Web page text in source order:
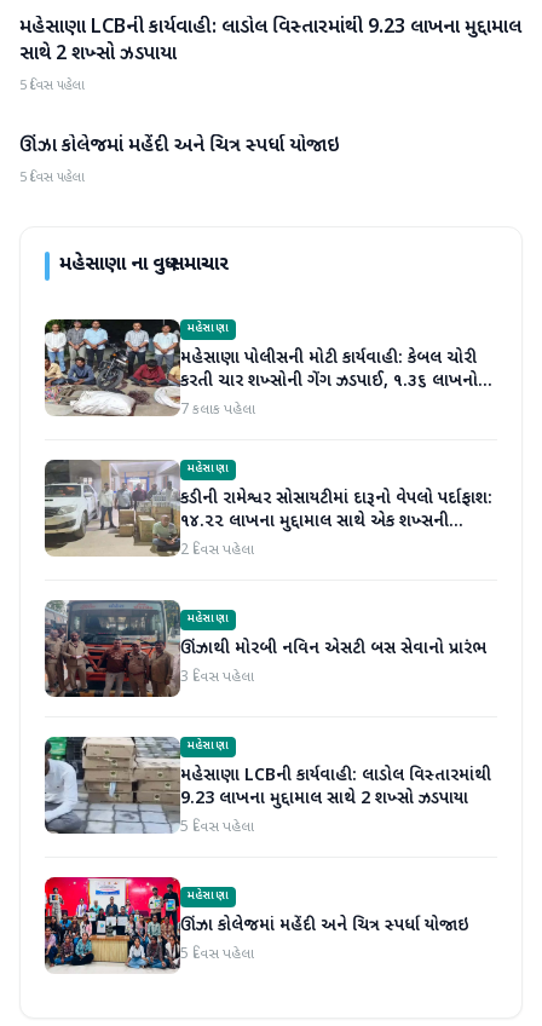
મહેસાણા
મહેસાણા LCBની કાર્યવાહી: લાડોલ વિસ્તારમાંથી 9.23 લાખના મુદ્દામાલ
સાથે 2 શખ્સો ઝડપાયા
5 દિવસ પહેલા
મહેસાણા
ઊંઝા કોલેજમાં મહેંદી અને ચિત્ર સ્પર્ધા યોજાઇ
5 દિવસ પહેલા
મહેસાણાના વધુ સમાચાર
મહેસાણા
મહેસાણા પોલીસની મોટી કાર્યવાહી: કેબલ ચોરી
કરતી ચાર શખ્સોની ગેંગ ઝડપાઈ, ૧.૩૬ લાખનો
મુદ્દામાલ જપ્ત
7 કલાક પહેલા
મહેસાણા
કડીની રામેશ્વર સોસાયટીમાં દારૂનો વેપલો પર્દાફાશ:
૧૪.૨૨ લાખના મુદ્દામાલ સાથે એક શખ્સની
ધરપકડ
2 દિવસ પહેલા
મહેસાણા
ઊંઝાથી મોરબી નવિન એસટી બસ સેવાનો પ્રારંભ
3 દિવસ પહેલા
મહેસાણા
મહેસાણા LCBની કાર્યવાહી: લાડોલ વિસ્તારમાંથી
9.23 લાખના મુદ્દામાલ સાથે 2 શખ્સો ઝડપાયા
5 દિવસ પહેલા
મહેસાણા
ઊંઝા કોલેજમાં મહેંદી અને ચિત્ર સ્પર્ધા યોજાઇ
5 દિવસ પહેલા